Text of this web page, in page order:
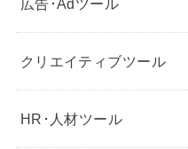
広告･Adツール
クリエイティブツール
HR･人材ツール